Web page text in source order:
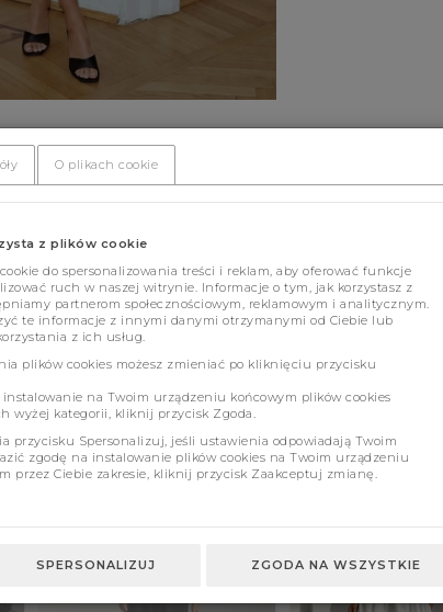
O plikach cookie
z plików cookie
do spersonalizowania treści i reklam, aby oferować funkcje
ruch w naszej witrynie. Informacje o tym, jak korzystasz z
partnerom społecznościowym, reklamowym i analitycznym.
te informacje z innymi danymi otrzymanymi od Ciebie lub
z ich usług.
plików cookies możesz zmieniać po kliknięciu przycisku
na Twoim urządzeniu końcowym plików cookies
wyżej kategorii, kliknij przycisk Zgoda.
przycisku Spersonalizuj, jeśli ustawienia odpowiadają Twoim
zgodę na instalowanie plików cookies na Twoim urządzeniu
przez Ciebie zakresie, kliknij przycisk Zaakceptuj zmianę.
SPERSONALIZUJ ZGODA NA WSZYSTKIE